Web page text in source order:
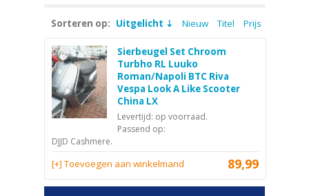
Sorteren op: Uitgelicht Nieuw Titel Prijs
Sierbeugel Set Chroom
Turbho RL Luuko
Roman/Napoli BTC Riva
Vespa Look A Like Scooter
China LX
Levertijd: op voorraad.
Passend op:
DJJD Cashmere.
89,99
[+] Toevoegen aan winkelmand